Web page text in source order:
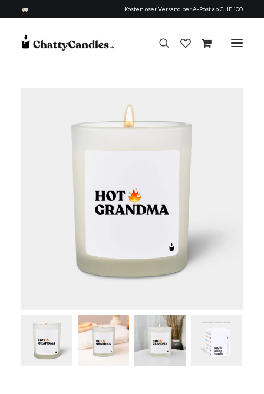
Kostenloser Versand per A-Post ab CHF 100